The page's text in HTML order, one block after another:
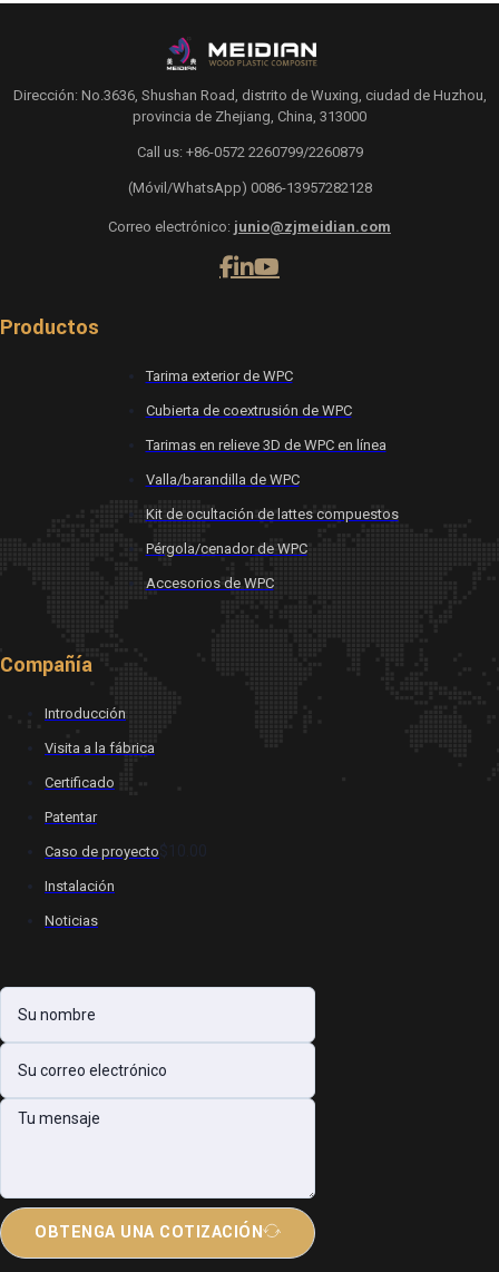
Dirección: No.3636, Shushan Road, distrito de Wuxing, ciudad de Huzhou,
provincia de Zhejiang, China, 313000
Call us: +86-0572 2260799/2260879
(Móvil/WhatsApp) 0086-13957282128
Correo electrónico: junio@zjmeidian.com
Productos
Tarima exterior de WPC
Cubierta de coextrusión de WPC
Tarimas en relieve 3D de WPC en línea
Valla/barandilla de WPC
Kit de ocultación de lattes compuestos
Pérgola/cenador de WPC
Accesorios de WPC
Compañía
Introducción
Visita a la fábrica
Certificado
Patentar
Caso de proyecto$10.00
Instalación
Noticias
OBTENGA UNA COTIZACIÓN